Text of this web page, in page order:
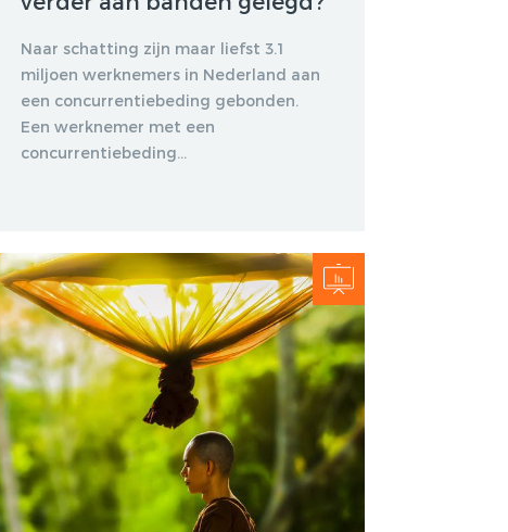
Naar schatting zijn maar liefst 3.1
miljoen werknemers in Nederland aan
een concurrentiebeding gebonden.
Een werknemer met een
concurrentiebeding...